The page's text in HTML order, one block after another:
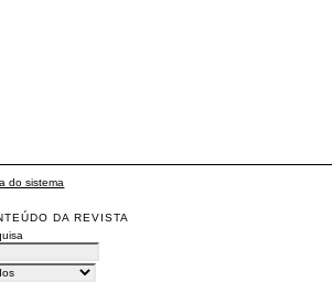
do sistema
DA REVISTA